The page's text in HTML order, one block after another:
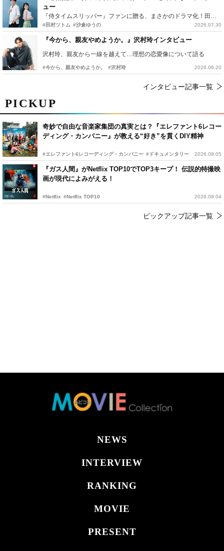
PICKUP
奇妙で自由な音楽家集団の真実とは？『エレファント6レコー
ディング・カンパニー』が教える“好き”を貫くDIY精神
#エレファント6レコーディング・カンパニー #ドキュメンタリー 2026.08.05
『ガス人間』がNetflix TOP10でTOP3キープ！ 伝説的特撮映
画が現代によみがえる！
#Netflix #Netflix TOP10 2026.08.04
ピックアップ記事一覧
ュー
『侍タイムスリッパー』ファンに贈る、まさかのドラマ化！田村ツトム×沙倉ゆうのが語る『心配無用ノ介』撮影秘話
#田村ツトム #沙倉ゆうの 2026.07.30
『今から、親友やめようか。』沢村玲インタビュー
沢村玲、親友から一線を越えて…理想の恋愛像について語る
#今から、親友やめようか。 #沢村玲 2026.06.20
インタビュー記事一覧
NEWS
INTERVIEW
RANKING
MOVIE
PRESENT